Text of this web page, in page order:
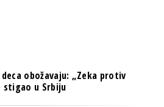
obožavaju: „Zeka protiv
stigao u Srbiju